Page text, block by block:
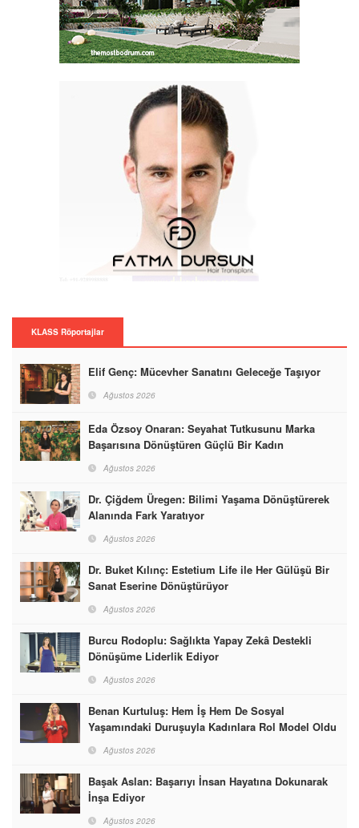
KLASS Röportajlar
Elif Genç: Mücevher Sanatını Geleceğe Taşıyor
Ağustos 2026
Eda Özsoy Onaran: Seyahat Tutkusunu Marka
Başarısına Dönüştüren Güçlü Bir Kadın
Ağustos 2026
Dr. Çiğdem Üregen: Bilimi Yaşama Dönüştürerek
Alanında Fark Yaratıyor
Ağustos 2026
Dr. Buket Kılınç: Estetium Life ile Her Gülüşü Bir
Sanat Eserine Dönüştürüyor
Ağustos 2026
Burcu Rodoplu: Sağlıkta Yapay Zekâ Destekli
Dönüşüme Liderlik Ediyor
Ağustos 2026
Benan Kurtuluş: Hem İş Hem De Sosyal
Yaşamındaki Duruşuyla Kadınlara Rol Model Oldu
Ağustos 2026
Başak Aslan: Başarıyı İnsan Hayatına Dokunarak
İnşa Ediyor
Ağustos 2026